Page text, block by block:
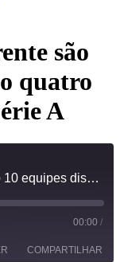
são
quatro
A
Essa série b está diferente são 10 equipes disputando quatro vagas para acesso à Série A
00:00 /
COMPARTILHAR